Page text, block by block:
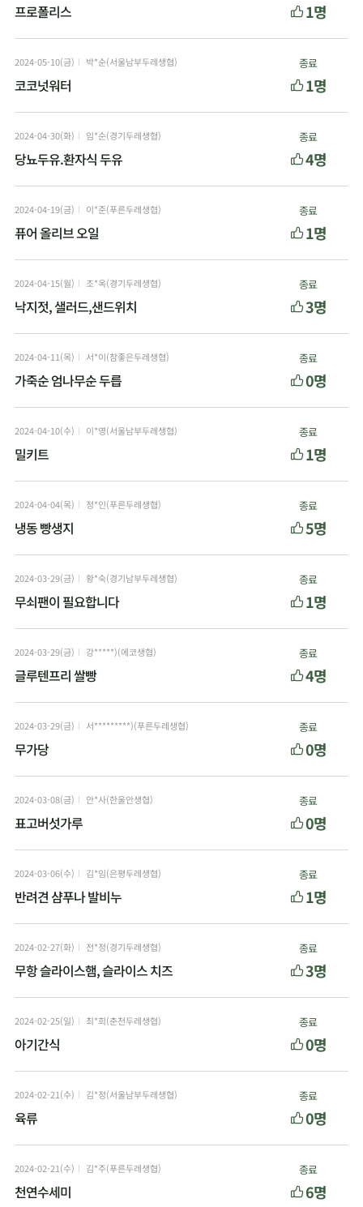
프로폴리스 1명
2024-05-10(금) 박*순(서울남부두레생협)
코코넛워터
종료
1명
2024-04-30(화) 임*순(경기두레생협)
당뇨두유.환자식 두유
종료
4명
2024-04-19(금) 이*준(푸른두레생협)
퓨어 올리브 오일
종료
1명
2024-04-15(월) 조*옥(경기두레생협)
낙지젓, 샐러드,샌드위치
종료
3명
2024-04-11(목) 서*이(참좋은두레생협)
가죽순 엄나무순 두릅
종료
0명
2024-04-10(수) 이*영(서울남부두레생협)
밀키트
종료
1명
2024-04-04(목) 정*인(푸른두레생협)
냉동 빵생지
종료
5명
2024-03-29(금) 황*숙(경기남부두레생협)
무쇠팬이 필요합니다
종료
1명
2024-03-29(금) 강*****)(에코생협)
글루텐프리 쌀빵
종료
4명
2024-03-29(금) 서*********)(푸른두레생협)
무가당
종료
0명
2024-03-08(금) 안*사(한울안생협)
표고버섯가루
종료
0명
2024-03-06(수) 김*임(은평두레생협)
반려견 샴푸나 발비누
종료
1명
2024-02-27(화) 전*정(경기두레생협)
무항 슬라이스햄, 슬라이스 치즈
종료
3명
2024-02-25(일) 최*희(춘천두레생협)
아기간식
종료
0명
2024-02-21(수) 김*정(서울남부두레생협)
육류
종료
0명
2024-02-21(수) 김*주(푸른두레생협)
천연수세미
종료
6명